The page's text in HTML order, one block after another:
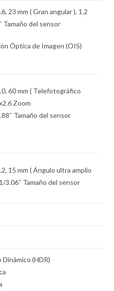
23 mm ( Gran angular ), 1.2
Tamaño del sensor
Óptica de Imagen (OIS)
60 mm ( Telefotográfico
Zoom
Tamaño del sensor
15 mm ( Ángulo ultra amplio
1/3.06″ Tamaño del sensor
(HDR)